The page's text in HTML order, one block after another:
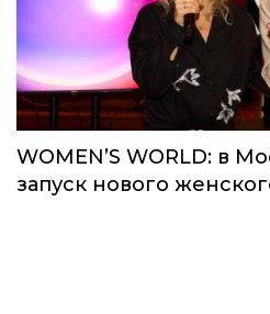
WOMEN’S WORLD: в
запуск нового